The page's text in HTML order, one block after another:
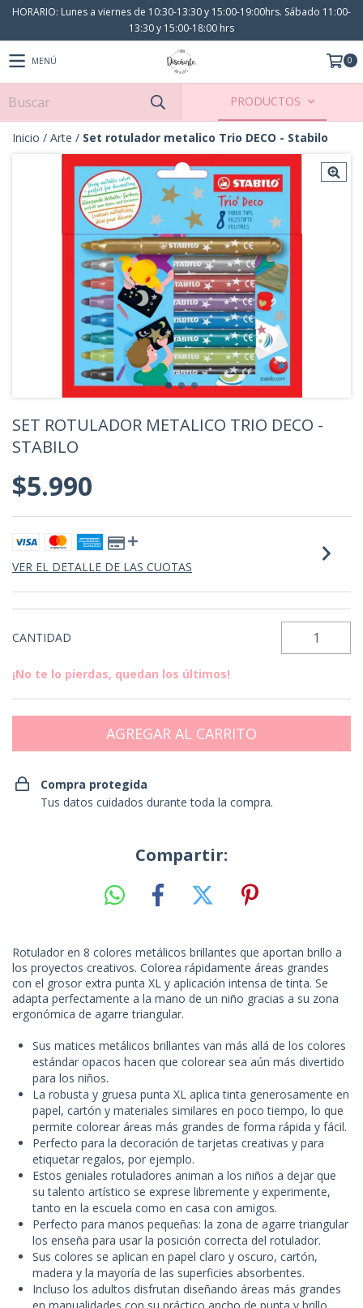
HORARIO: Lunes a viernes de 10:30-13:30 y 15:00-19:00hrs. Sábado 11:00-
13:30 y 15:00-18:00 hrs
MENÚ 0
PRODUCTOS
Inicio / Arte / Set rotulador metalico Trio DECO - Stabilo
SET ROTULADOR METALICO TRIO DECO -
STABILO
$5.990
VER EL DETALLE DE LAS CUOTAS
CANTIDAD
¡No te lo pierdas, quedan los últimos!
Compra protegida
Tus datos cuidados durante toda la compra.
Compartir:
Rotulador en 8 colores metálicos brillantes que aportan brillo a
los proyectos creativos. Colorea rápidamente áreas grandes
con el grosor extra punta XL y aplicación intensa de tinta. Se
adapta perfectamente a la mano de un niño gracias a su zona
ergonómica de agarre triangular.
Sus matices metálicos brillantes van más allá de los colores
estándar opacos hacen que colorear sea aún más divertido
para los niños.
La robusta y gruesa punta XL aplica tinta generosamente en
papel, cartón y materiales similares en poco tiempo, lo que
permite colorear áreas más grandes de forma rápida y fácil.
Perfecto para la decoración de tarjetas creativas y para
etiquetar regalos, por ejemplo.
Estos geniales rotuladores animan a los niños a dejar que
su talento artístico se exprese libremente y experimente,
tanto en la escuela como en casa con amigos.
Perfecto para manos pequeñas: la zona de agarre triangular
los enseña para usar la posición correcta del rotulador.
Sus colores se aplican en papel claro y oscuro, cartón,
madera y la mayoría de las superficies absorbentes.
Incluso los adultos disfrutan diseñando áreas más grandes
en manualidades con su práctico ancho de punta y brillo